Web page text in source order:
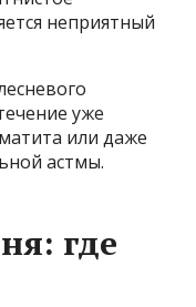
неприятный
уже
или даже
астмы.
где